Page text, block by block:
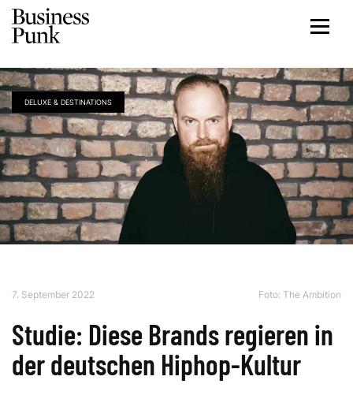
DELUXE & DESTINATIONS
7. September 2022 Foto: The Ambition
Studie: Diese Brands regieren in
der deutschen Hiphop-Kultur